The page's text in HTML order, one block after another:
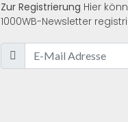
Zur Registrierung Hier
1000WB-Newsletter